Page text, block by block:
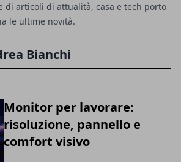
di articoli di attualità, casa e tech porto
le ultime novità.
Bianchi
Monitor per lavorare:
risoluzione, pannello e
comfort visivo